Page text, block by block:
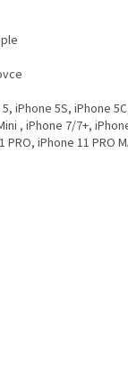
iPhone 5S, iPhone
, iPhone 7/7+,
iPhone 11 PRO